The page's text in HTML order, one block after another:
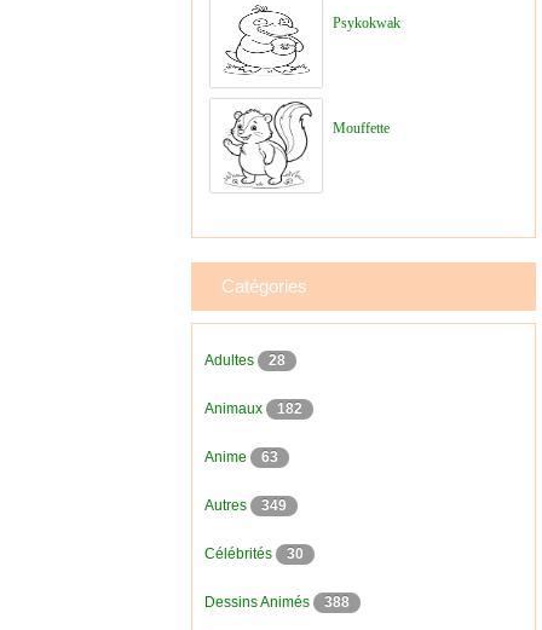
Psykokwak
Mouffette
Catégories
Adultes 28
Animaux 182
Anime 63
Autres 349
Célébrités 30
Dessins Animés 388